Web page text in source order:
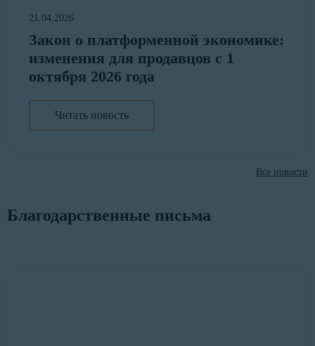
21.04.2026
Закон о платформенной экономике:
изменения для продавцов с 1
октября 2026 года
Читать новость
Все новости
Благодарственные письма